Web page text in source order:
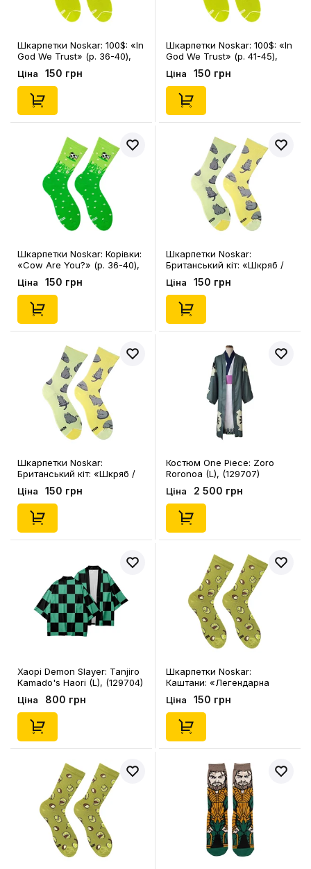
Шкарпетки Noskar: 100$: «In
God We Trust» (р. 36-40),
(91586)
Ціна 150 грн
Шкарпетки Noskar: 100$: «In
God We Trust» (р. 41-45),
(91587)
Ціна 150 грн
Шкарпетки Noskar: Корівки:
«Cow Are You?» (р. 36-40),
(91575)
Ціна 150 грн
Шкарпетки Noskar:
Британський кіт: «Шкряб /
Царап» (р. 41-46), (91541)
Ціна 150 грн
Шкарпетки Noskar:
Британський кіт: «Шкряб /
Царап» (р. 36-40), (91540)
Ціна 150 грн
Костюм One Piece: Zoro
Roronoa (L), (129707)
Ціна 2 500 грн
Хаорі Demon Slayer: Tanjiro
Kamado's Haori (L), (129704)
Ціна 800 грн
Шкарпетки Noskar:
Каштани: «Легендарна
Колючка» (хакі) (р. 41-46),
(91429)
Ціна 150 грн